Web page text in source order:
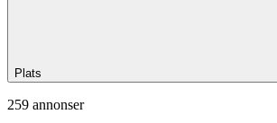
Plats
259 annonser